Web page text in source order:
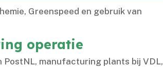
Greenspeed en gebruik van
operatie
manufacturing plants bij VDL,